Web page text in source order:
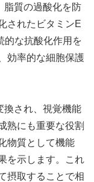
脂質の過酸化を防
されたビタミンE
的な抗酸化作用を
効率的な細胞保護
換され、視覚機能
熟にも重要な役割
物質として機能
を示します。これ
摂取することで相